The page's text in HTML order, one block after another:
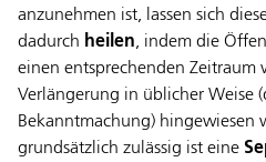
anzunehmen ist, lassen sich
dadurch heilen, indem die
einen entsprechenden Zeitraum
Verlängerung in üblicher Weise
Bekanntmachung) hingewiesen
grundsätzlich zulässig ist eine